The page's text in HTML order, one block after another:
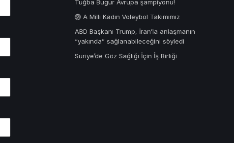
Tuğba Bugur Avrupa şampiyonu!
🏐 A Milli Kadın Voleybol Takımımız
ABD Başkanı Trump, İran’la anlaşmanın
“yakında” sağlanabileceğini söyledi
Suriye’de Göz Sağlığı İçin İş Birliği